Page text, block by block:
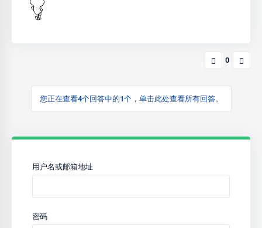
0
您正在查看4个回答中的1个，单击此处查看所有回答。
用户名或邮箱地址
密码